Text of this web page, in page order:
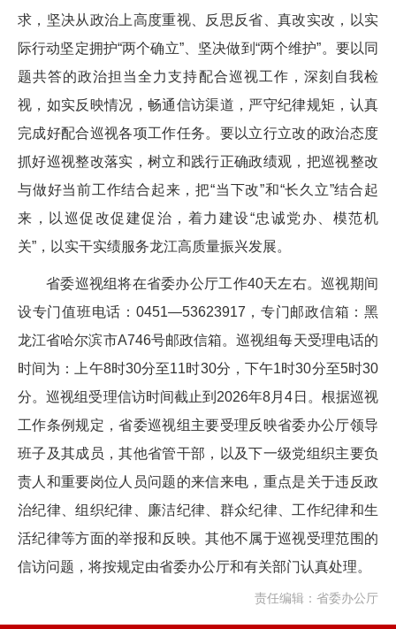
求，坚决从政治上高度重视、反思反省、真改实改，以实
际行动坚定拥护“两个确立”、坚决做到“两个维护”。要以同
题共答的政治担当全力支持配合巡视工作，深刻自我检
视，如实反映情况，畅通信访渠道，严守纪律规矩，认真
完成好配合巡视各项工作任务。要以立行立改的政治态度
抓好巡视整改落实，树立和践行正确政绩观，把巡视整改
与做好当前工作结合起来，把“当下改”和“长久立”结合起
来，以巡促改促建促治，着力建设“忠诚党办、模范机
关”，以实干实绩服务龙江高质量振兴发展。
省委巡视组将在省委办公厅工作40天左右。巡视期间
设专门值班电话：0451—53623917，专门邮政信箱：黑
龙江省哈尔滨市A746号邮政信箱。巡视组每天受理电话的
时间为：上午8时30分至11时30分，下午1时30分至5时30
分。巡视组受理信访时间截止到2026年8月4日。根据巡视
工作条例规定，省委巡视组主要受理反映省委办公厅领导
班子及其成员，其他省管干部，以及下一级党组织主要负
责人和重要岗位人员问题的来信来电，重点是关于违反政
治纪律、组织纪律、廉洁纪律、群众纪律、工作纪律和生
活纪律等方面的举报和反映。其他不属于巡视受理范围的
信访问题，将按规定由省委办公厅和有关部门认真处理。
责任编辑：省委办公厅